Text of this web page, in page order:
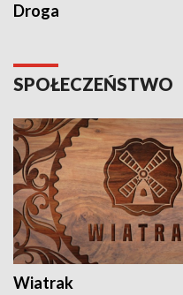
Droga
SPOŁECZEŃSTWO
Wiatrak